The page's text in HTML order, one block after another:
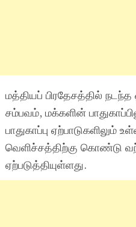
மத்தியப் பிரதேசத்தில்
சம்பவம், மக்களின்
பாதுகாப்பு
வெளிச்சத்திற்கு கொண்டு
ஏற்படுத்தியுள்ளது.